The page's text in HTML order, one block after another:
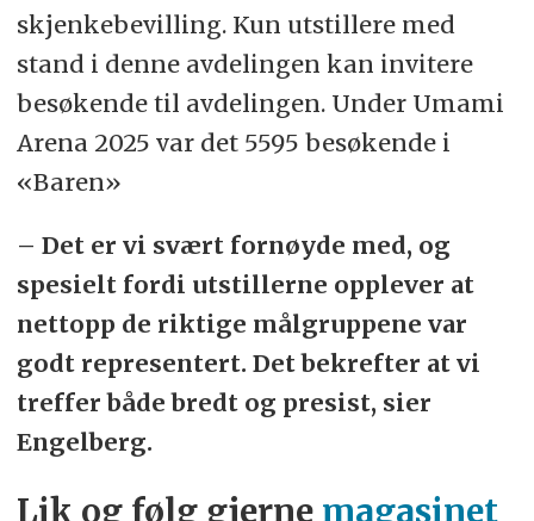
skjenkebevilling. Kun utstillere med
stand i denne avdelingen kan invitere
besøkende til avdelingen. Under Umami
Arena 2025 var det 5595 besøkende i
«Baren»
– Det er vi svært fornøyde med, og
spesielt fordi utstillerne opplever at
nettopp de riktige målgruppene var
godt representert. Det bekrefter at vi
treffer både bredt og presist, sier
Engelberg.
Lik og følg gjerne magasinet